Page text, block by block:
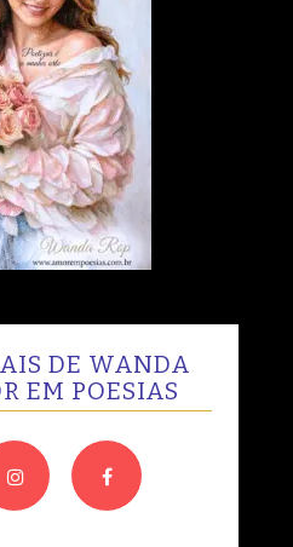
DE WANDA
EM POESIAS